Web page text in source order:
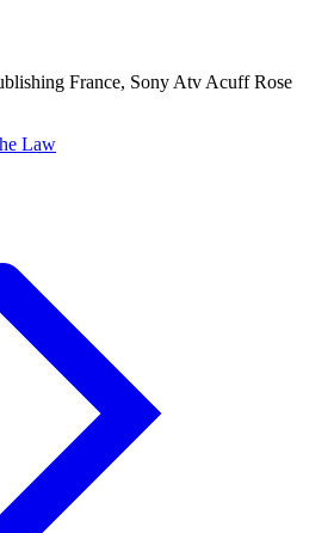
France, Sony Atv Acuff Rose
Law